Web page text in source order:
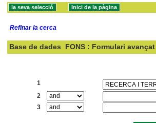
Refinar la cerca
Base de dades FONS : Formulari avançat
1
2
3